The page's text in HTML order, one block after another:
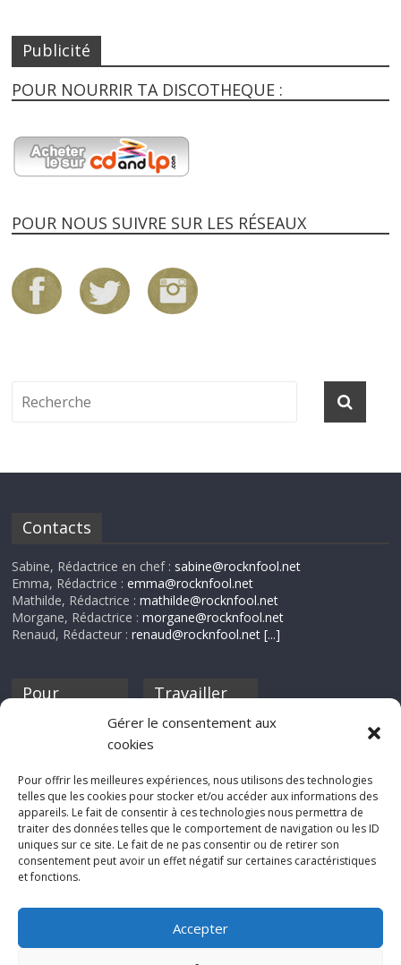
Gérer le consentement aux
cookies
Pour offrir les meilleures expériences, nous utilisons des technologies
telles que les cookies pour stocker et/ou accéder aux informations des
appareils. Le fait de consentir à ces technologies nous permettra de
traiter des données telles que le comportement de navigation ou les ID
uniques sur ce site. Le fait de ne pas consentir ou de retirer son
consentement peut avoir un effet négatif sur certaines caractéristiques
et fonctions.
Accepter
Publicité
POUR NOURRIR TA DISCOTHEQUE :
POUR NOUS SUIVRE SUR LES RÉSEAUX
Contacts
Sabine, Rédactrice en chef : sabine@rocknfool.net
Emma, Rédactrice :emma@rocknfool.net
Mathilde, Rédactrice :mathilde@rocknfool.net
Morgane, Rédactrice :morgane@rocknfool.net
Renaud, Rédacteur :renaud@rocknfool.net [...]
Pour
discothèque
Travailler
Si tu souhaites
Rocknfool, n'hésite
pas à nous envoyer
tes chroniques de
concerts, de films,
séries ou des billets
d'humeur :
net